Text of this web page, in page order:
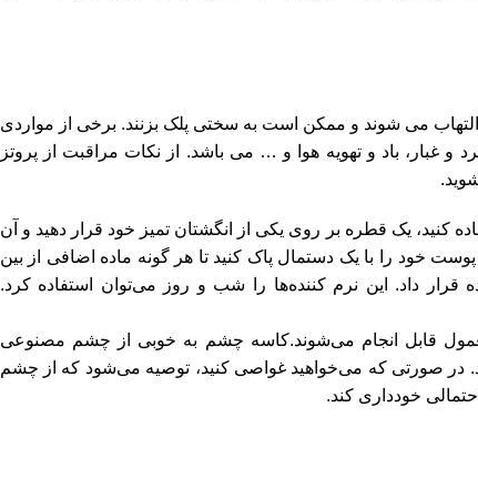
می شوند و ممکن است به سختی پلک بزنند. برخی از مواردی
باد و تهویه هوا و … می باشد. از نکات مراقبت از پروتز
کنید، یک قطره بر روی یکی از انگشتان تمیز خود قرار دهید و آن
خود را با یک دستمال پاک کنید تا هر گونه ماده اضافی از بین
قرار داد. این نرم کننده‌ها را شب و روز می‌توان استفاده کرد.
قابل انجام می‌شوند.کاسه چشم به خوبی از چشم مصنوعی
در صورتی که می‌خواهید غواصی کنید، توصیه می‌شود که از چشم
خودداری کند.